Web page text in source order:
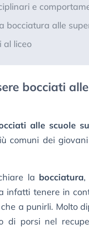
e
bocciatura alle
al liceo
bocciati
alle scuole
comuni dei
la bocciatura,
infatti tenere in
a punirli. Molto
di porsi nel